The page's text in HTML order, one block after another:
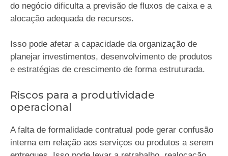
do negócio dificulta a previsão de fluxos de caixa e a
alocação adequada de recursos.
Isso pode afetar a capacidade da organização de
planejar investimentos, desenvolvimento de produtos
e estratégias de crescimento de forma estruturada.
Riscos para a produtividade
operacional
A falta de formalidade contratual pode gerar confusão
interna em relação aos serviços ou produtos a serem